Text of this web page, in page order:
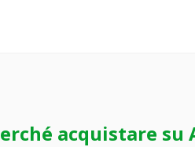
acquistare